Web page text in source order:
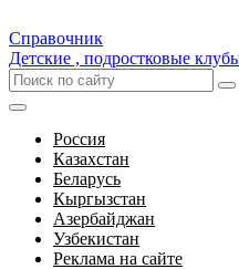
Справочник
Детские , подростковые
Россия
Казахстан
Беларусь
Кыргызстан
Азербайджан
Узбекистан
Реклама на сайте